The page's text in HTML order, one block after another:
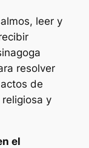
leer y
resolver
de
y
el